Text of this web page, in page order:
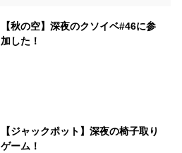
【秋の空】深夜のクソイベ#46に参
加した！
【ジャックポット】深夜の椅子取り
ゲーム！